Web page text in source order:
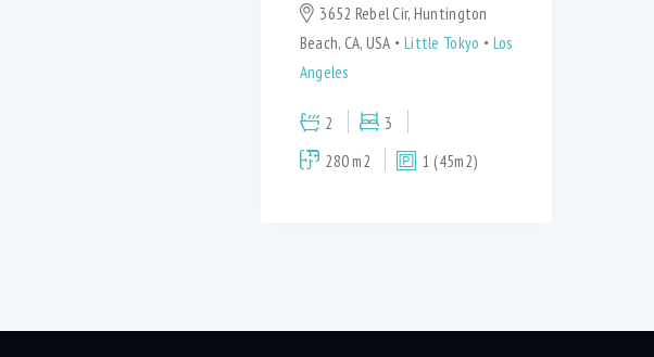
3652 Rebel Cir, Huntington
Beach, CA, USA
Little Tokyo
Los
Angeles
2
3
280 m2
1 (45m2)